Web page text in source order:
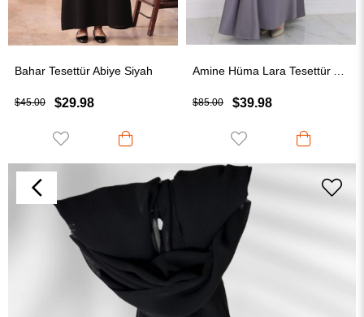
Bahar Tesettür Abiye Siyah
$29.98
$45.00 $39.98
$85.00